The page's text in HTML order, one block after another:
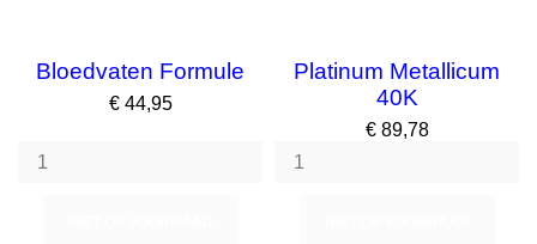
Bloedvaten Formule
Prijs
€ 44,95
Platinum Metallicum
40K
Prijs
€ 89,78